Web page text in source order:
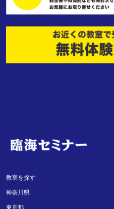
教室を探す
神奈川県
東京都